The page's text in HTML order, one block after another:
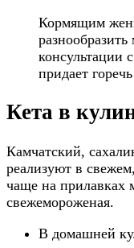
Кормящим
консультации
придает
Кета в
Камчатский,
реализуют в
чаще на прилавках
свежемороженая.
В домашней